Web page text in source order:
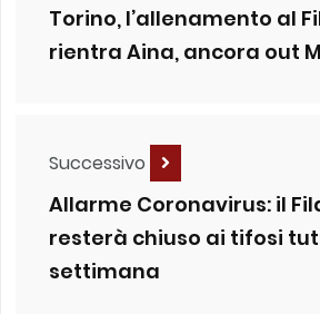
Torino, l’allenamento al
rientra Aina, ancora out
Successivo
Allarme Coronavirus: il
resterà chiuso ai tifosi
settimana